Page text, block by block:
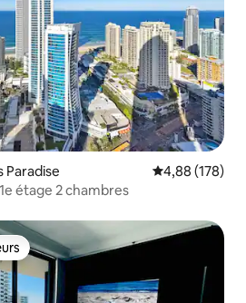
Paradise Note
4,88 (178)
étage 2 chambres